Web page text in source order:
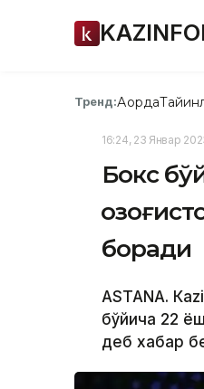
Тренд:Ақорда
16:24, 23 Январ
Бокс
боради
ASTANА.
бўйича 22
деб хабар